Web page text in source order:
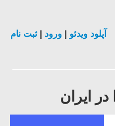
آپلود ویدئو ورود |ثبت نام
ایران